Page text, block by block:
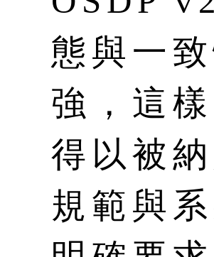
態與一
強，這
得以被
規範與